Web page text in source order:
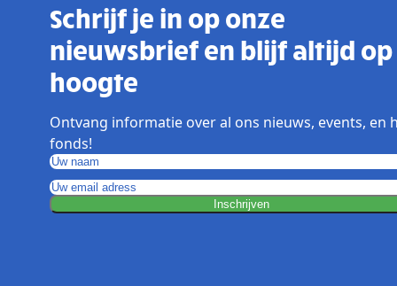
Schrijf je in op onze
nieuwsbrief en blijf altijd op
hoogte
Ontvang informatie over al ons nieuws, events, en
fonds!
Inschrijven